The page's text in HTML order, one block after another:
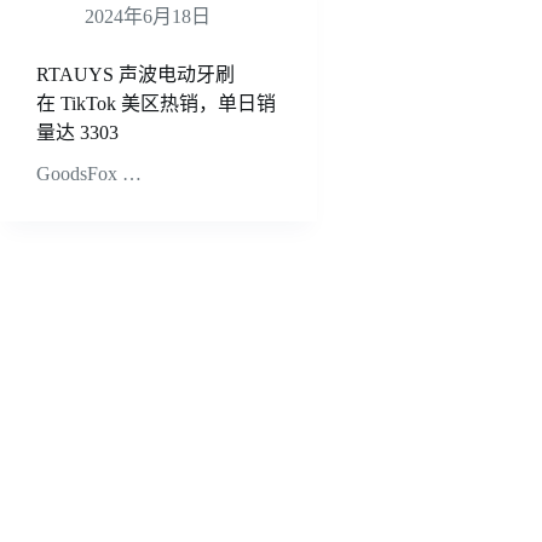
2024年6月18日
RTAUYS 声波电动牙刷
在 TikTok 美区热销，单日销
量达 3303
GoodsFox …